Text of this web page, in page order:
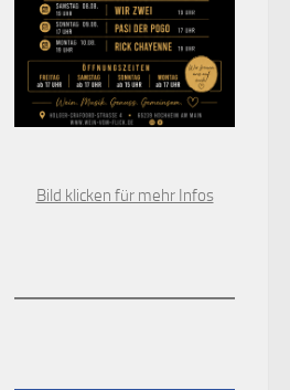
Bild klicken für mehr Infos